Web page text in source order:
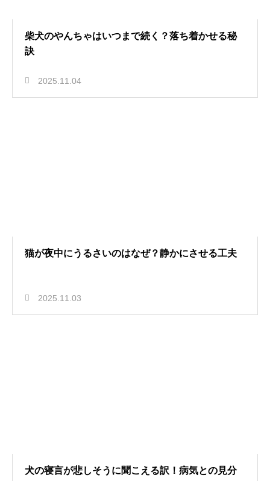
柴犬のやんちゃはいつまで続く？落ち着かせる秘
訣
2025.11.04
猫が夜中にうるさいのはなぜ？静かにさせる工夫
2025.11.03
犬の寝言が悲しそうに聞こえる訳！病気との見分